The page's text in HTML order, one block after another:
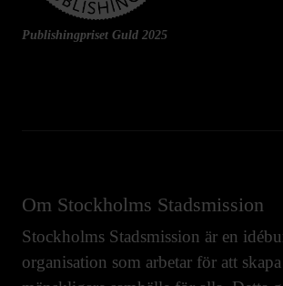
Publishingpriset Guld 2025
Om Stockholms Stadsmission
Stockholms Stadsmission är en
organisation som arbetar för att